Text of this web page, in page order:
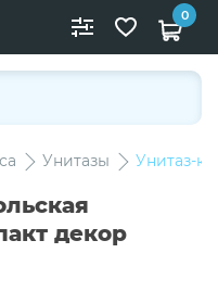
0
Унитазы Унитаз-
декор